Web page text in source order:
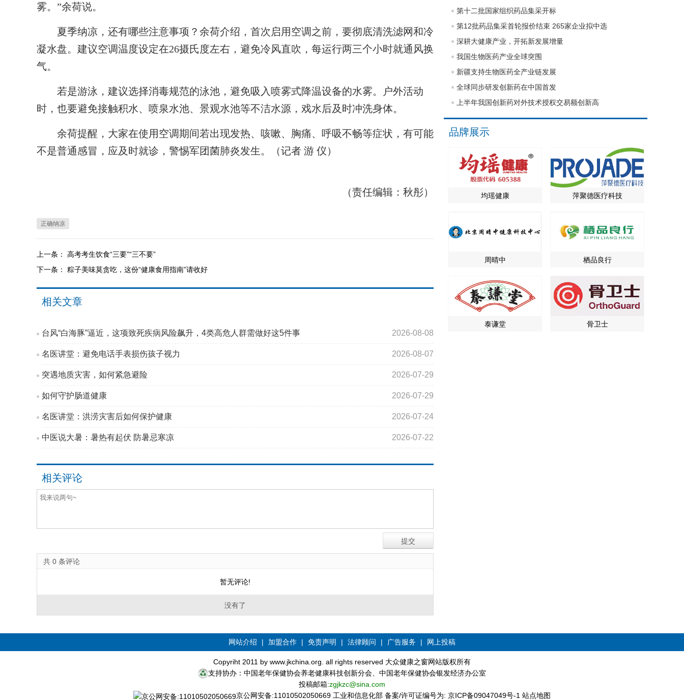
雾。”余荷说。
夏季纳凉，还有哪些注意事项？余荷介绍，首次启用空调之前，要彻底清洗滤网和冷
凝水盘。建议空调温度设定在26摄氏度左右，避免冷风直吹，每运行两三个小时就通风换
气。
若是游泳，建议选择消毒规范的泳池，避免吸入喷雾式降温设备的水雾。户外活动
时，也要避免接触积水、喷泉水池、景观水池等不洁水源，戏水后及时冲洗身体。
余荷提醒，大家在使用空调期间若出现发热、咳嗽、胸痛、呼吸不畅等症状，有可能
不是普通感冒，应及时就诊，警惕军团菌肺炎发生。（记者 游 仪）
（责任编辑：秋彤）
正确纳凉
上一条： 高考考生饮食“三要”“三不要”
下一条： 粽子美味莫贪吃，这份“健康食用指南”请收好
相关文章
台风“白海豚”逼近，这项致死疾病风险飙升，4类高危人群需做好这5件事 2026-08-08
名医讲堂：避免电话手表损伤孩子视力 2026-08-07
突遇地质灾害，如何紧急避险 2026-07-29
如何守护肠道健康 2026-07-29
名医讲堂：洪涝灾害后如何保护健康 2026-07-24
中医说大暑：暑热有起伏 防暑忌寒凉 2026-07-22
相关评论
共 0 条评论
暂无评论!
没有了
第十二批国家组织药品集采开标
第12批药品集采首轮报价结束 265家企业拟中选
深耕大健康产业，开拓新发展增量
我国生物医药产业全球突围
新疆支持生物医药全产业链发展
全球同步研发创新药在中国首发
上半年我国创新药对外技术授权交易额创新高
品牌展示
均瑶健康 萍聚德医疗科技
周晴中 栖品良行
泰谦堂 骨卫士
网站介绍 | 加盟合作 | 免责声明 | 法律顾问 | 广告服务 | 网上投稿
Copyriht 2011 by www.jkchina.org. all rights reserved 大众健康之窗网站版权所有
支持协办：中国老年保健协会养老健康科技创新分会、中国老年保健协会银发经济办公室
投稿邮箱:zgjkzc@sina.com
京公网安备:11010502050669 工业和信息化部 备案/许可证编号为: 京ICP备09047049号-1 站点地图